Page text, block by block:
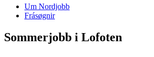
Um Nordjobb
Frásøgnir
Sommerjobb i Lofoten